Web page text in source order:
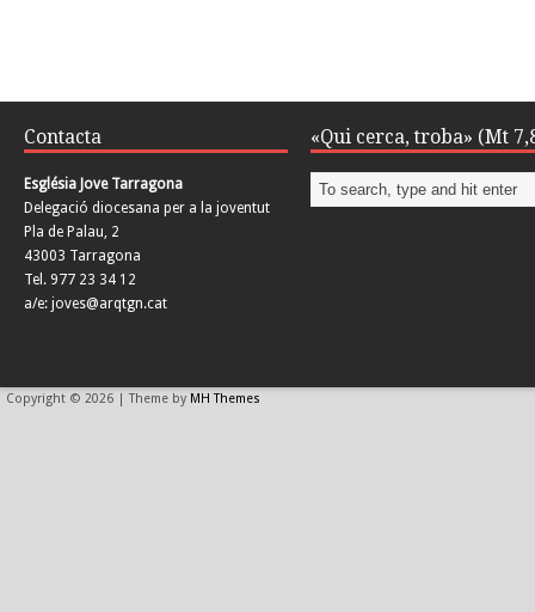
Contacta
Església Jove Tarragona
Delegació diocesana per a la joventut
Pla de Palau, 2
43003 Tarragona
Tel. 977 23 34 12
a/e: joves@arqtgn.cat
«Qui cerca, troba» (Mt
Copyright © 2026 | Theme by MH Themes